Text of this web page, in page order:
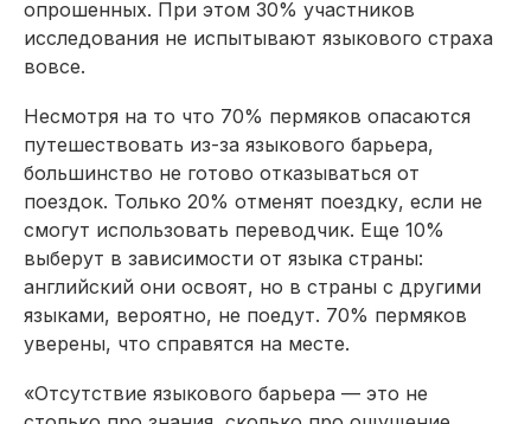
опрошенных. При этом 30% участников
исследования не испытывают языкового страха
вовсе.
Несмотря на то что 70% пермяков опасаются
путешествовать из-за языкового барьера,
большинство не готово отказываться от
поездок. Только 20% отменят поездку, если не
смогут использовать переводчик. Еще 10%
выберут в зависимости от языка страны:
английский они освоят, но в страны с другими
языками, вероятно, не поедут. 70% пермяков
уверены, что справятся на месте.
«Отсутствие языкового барьера — это не